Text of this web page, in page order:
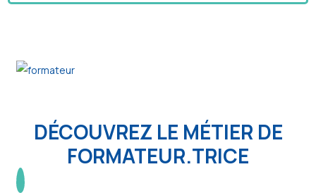
DÉCOUVREZ LE MÉTIER DE
FORMATEUR.TRICE